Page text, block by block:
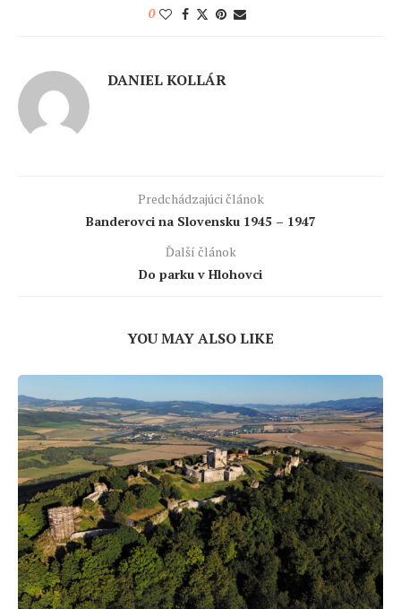
0
DANIEL KOLLÁR
Predchádzajúci článok
Banderovci na Slovensku 1945 – 1947
Ďalší článok
Do parku v Hlohovci
YOU MAY ALSO LIKE